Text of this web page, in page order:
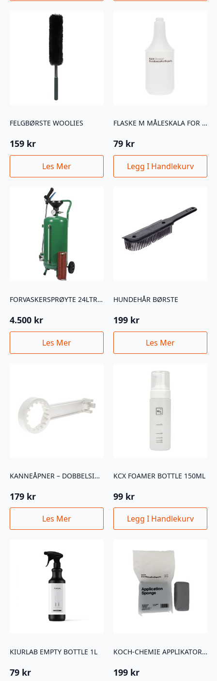
FELGBØRSTE WOOLIES
159 kr
Les Mer
FLASKE M MÅLESKALA FOR SPRAYHODE 1L
79 kr
Legg I Handlekurv
FORVASKERSPRØYTE 24LTR LAKKERT
4.500 kr
Les Mer
HUNDEHÅR BØRSTE
199 kr
Les Mer
KANNEÅPNER – DOBBELSIDIG (1 STK)
179 kr
Les Mer
KCX FOAMER BOTTLE 150ML
99 kr
Legg I Handlekurv
KIURLAB EMPTY BOTTLE 1L
79 kr
KOCH-CHEMIE APPLIKATORSVAMP TIL COATING 2PK
199 kr